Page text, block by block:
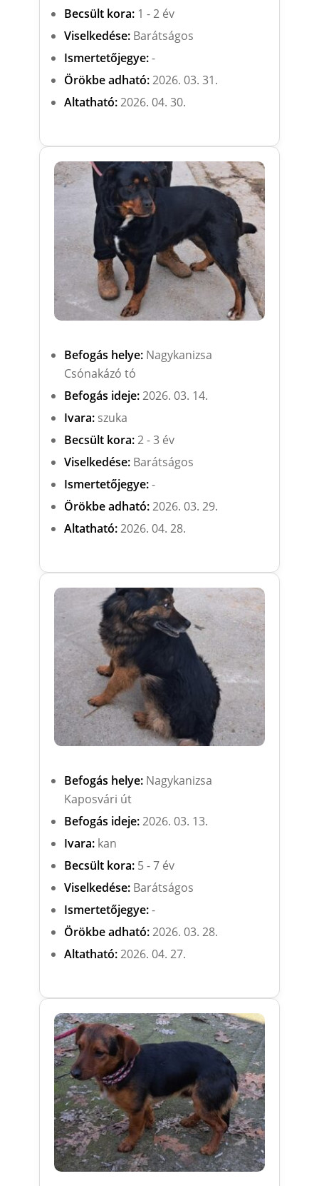
Becsült kora:1 - 2 év
Viselkedése:Barátságos
Ismertetőjegye:-
Örökbe adható:2026. 03. 31.
Altatható:2026. 04. 30.
Befogás helye:Nagykanizsa
Csónakázó tó
Befogás ideje:2026. 03. 14.
Ivara:szuka
Becsült kora:2 - 3 év
Viselkedése:Barátságos
Ismertetőjegye:-
Örökbe adható:2026. 03. 29.
Altatható:2026. 04. 28.
Befogás helye:Nagykanizsa
Kaposvári út
Befogás ideje:2026. 03. 13.
Ivara:kan
Becsült kora:5 - 7 év
Viselkedése:Barátságos
Ismertetőjegye:-
Örökbe adható:2026. 03. 28.
Altatható:2026. 04. 27.